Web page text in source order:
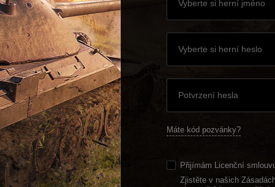
Máte kód pozvánky?
Přijímám Licenční
Zjistěte v našich